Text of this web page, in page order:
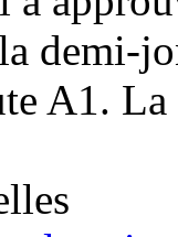
demi-
A1.